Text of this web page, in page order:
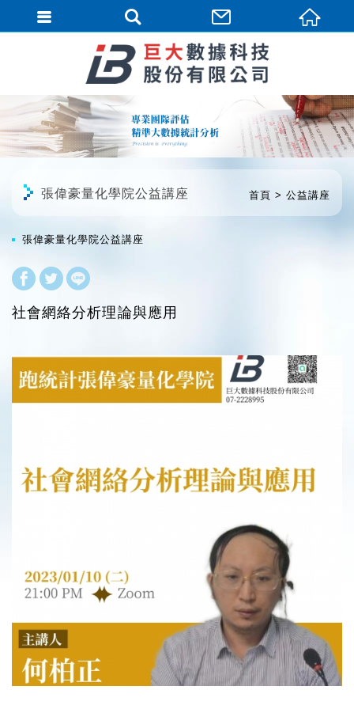
首頁 公益講座
張偉豪量化學院公益講座
張偉豪量化學院公益講座
社會網絡分析理論與應用
繁體中文